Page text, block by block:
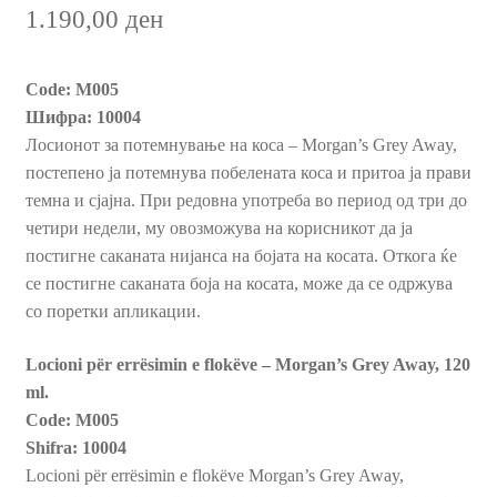
Продавница
1.190,00 ден
Code: M005
Шифра: 10004
Лосионот за потемнување на коса – Morgan’s Grey Away,
постепено ја потемнува побелената коса и притоа ја прави
темна и сјајна. При редовна употреба во период од три до
четири недели, му овозможува на корисникот да ја
постигне саканата нијанса на бојата на косата. Откога ќе
се постигне саканата боја на косата, може да се одржува
со поретки апликации.
Locioni për errësimin e flokëve – Morgan’s Grey Away, 120
ml.
Code: M005
Shifra: 10004
Locioni për errësimin e flokëve Morgan’s Grey Away,